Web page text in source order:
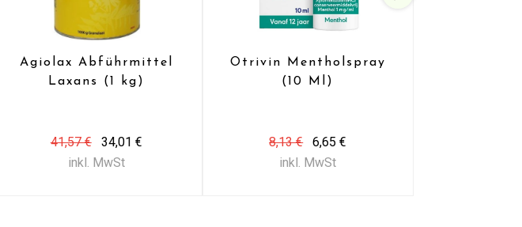
Agiolax Abführmittel
Laxans (1 kg)
41,57 €
34,01 €
inkl. MwSt
Otrivin Mentholspray
(10 Ml)
8,13 €
6,65 €
inkl. MwSt